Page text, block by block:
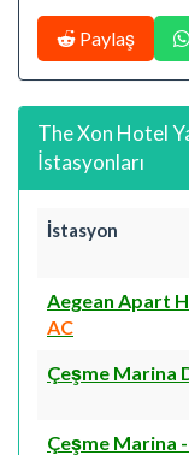
Paylaş
The Xon Hotel
İstasyonları
İstasyon
Aegean Apart
AC
Çeşme Marina
Çeşme Marina -